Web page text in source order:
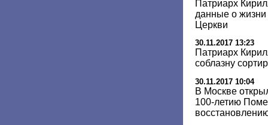
Патриарх
данные о
Церкви
30.11.2017 13:23
Патриарх
соблазну
30.11.2017 10:04
В Москве
100-летию